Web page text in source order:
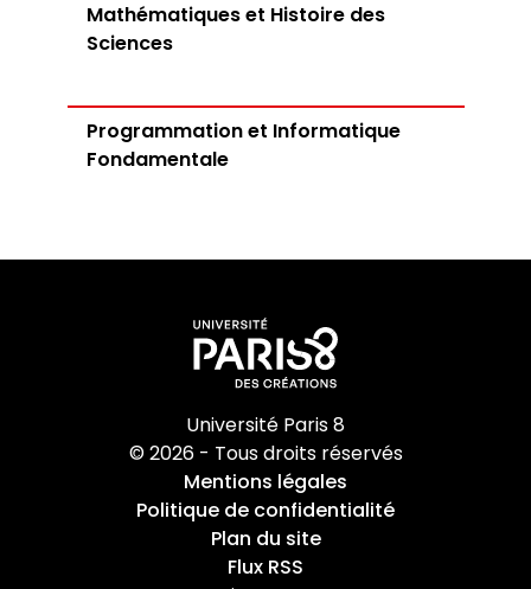
Mathématiques et Histoire des
Sciences
Programmation et Informatique
Fondamentale
Université Paris 8
© 2026 - Tous droits réservés
Mentions légales
Politique de confidentialité
Plan du site
Flux RSS